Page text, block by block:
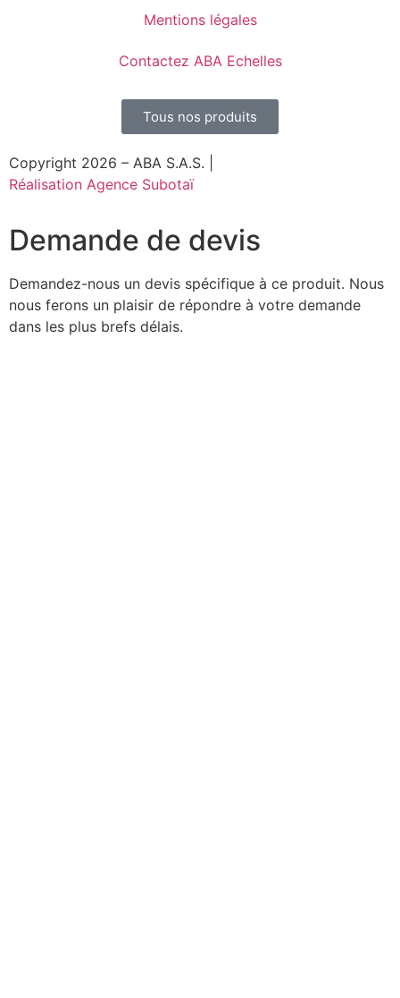
Mentions légales
Contactez ABA Echelles
Tous nos produits
Copyright 2026 – ABA S.A.S. |
Réalisation Agence Subotaï
Demande de devis
Demandez-nous un devis spécifique à ce produit. Nous
nous ferons un plaisir de répondre à votre demande
dans les plus brefs délais.